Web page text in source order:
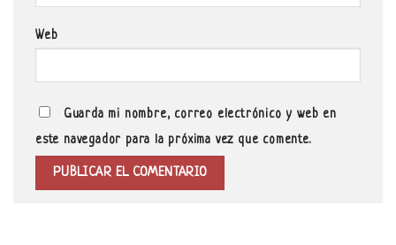
Web
Guarda mi nombre, correo electrónico y web en
este navegador para la próxima vez que comente.